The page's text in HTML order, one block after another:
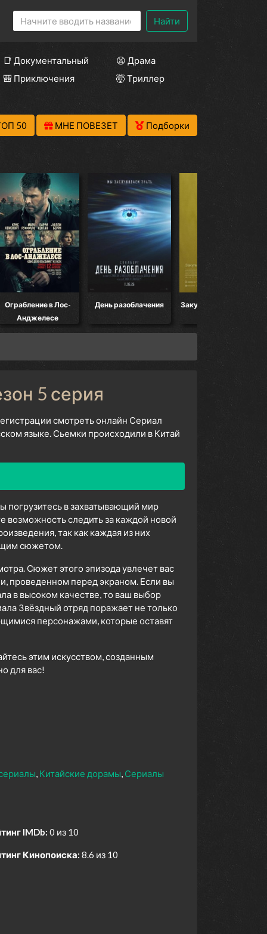
Найти
📑 Документальный
😫 Драма
🎒 Приключения
🤯 Триллер
50 МНЕ ПОВЕЗЕТ Подборки
в Лос-
День разоблачения Закулисье реальности
5 серия
смотреть онлайн Сериал
языке. Сьемки происходили в Китай
погрузитесь в захватывающий мир
возможность следить за каждой новой
так как каждая из них
сюжетом.
Сюжет этого эпизода увлечет вас
проведенном перед экраном. Если вы
в высоком качестве, то ваш выбор
Звёздный отряд поражает не только
персонажами, которые оставят
этим искусством, созданным
для вас!
Китайские дорамы Сериалы
IMDb: 0 из 10
Кинопоиска: 8.6 из 10